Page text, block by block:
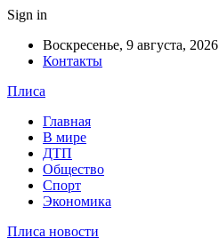
Sign in
Воскресенье, 9 августа, 2026
Контакты
Плиса
Главная
В мире
ДТП
Общество
Спорт
Экономика
Плиса новости